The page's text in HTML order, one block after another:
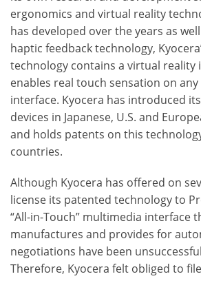
ergonomics and virtual reality
has developed over the years as
haptic feedback technology,
technology contains a virtual
enables real touch sensation on
interface. Kyocera has introduced
devices in Japanese, U.S. and
and holds patents on this
countries.
Although Kyocera has offered on
license its patented technology to
“All-in-Touch” multimedia interface
manufactures and provides for
negotiations have been
Therefore, Kyocera felt obliged to